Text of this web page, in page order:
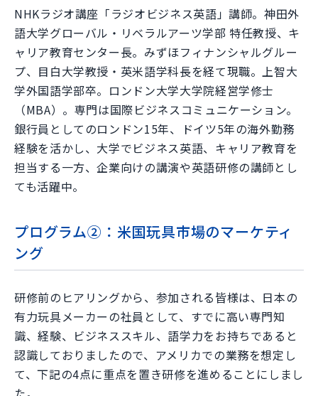
NHKラジオ講座「ラジオビジネス英語」講師。神田外
語大学グローバル・リベラルアーツ学部 特任教授、キ
ャリア教育センター長。みずほフィナンシャルグルー
プ、目白大学教授・英米語学科長を経て現職。上智大
学外国語学部卒。ロンドン大学大学院経営学修士
（MBA）。専門は国際ビジネスコミュニケーション。
銀行員としてのロンドン15年、ドイツ5年の海外勤務
経験を活かし、大学でビジネス英語、キャリア教育を
担当する一方、企業向けの講演や英語研修の講師とし
ても活躍中。
プログラム②：米国玩具市場のマーケティ
ング
研修前のヒアリングから、参加される皆様は、日本の
有力玩具メーカーの社員として、すでに高い専門知
識、経験、ビジネススキル、語学力をお持ちであると
認識しておりましたので、アメリカでの業務を想定し
て、下記の4点に重点を置き研修を進めることにしまし